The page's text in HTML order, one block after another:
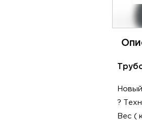
?
Вес (